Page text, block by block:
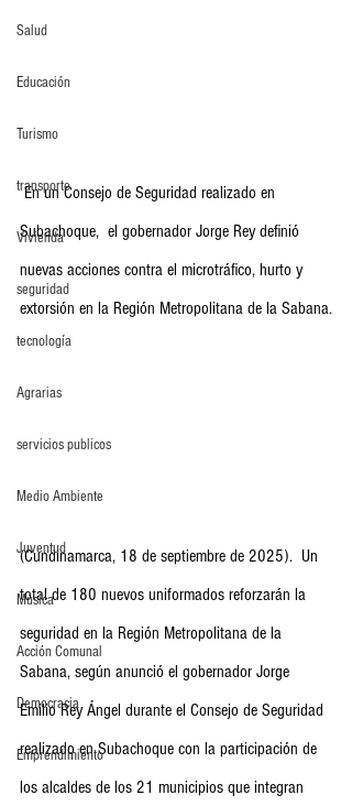
Salud
Educación
Turismo
transporte
Vivienda
seguridad
tecnología
Agrarias
servicios publicos
Medio Ambiente
Juventud
Música
Acción Comunal
Democracia
Emprendimiento
En un Consejo de Seguridad realizado en
Subachoque,  el gobernador Jorge Rey definió
nuevas acciones contra el microtráfico, hurto y
extorsión en la Región Metropolitana de la Sabana.
(Cundinamarca, 18 de septiembre de 2025).  Un
total de 180 nuevos uniformados reforzarán la
seguridad en la Región Metropolitana de la
Sabana, según anunció el gobernador Jorge
Emilio Rey Ángel durante el Consejo de Seguridad
realizado en Subachoque con la participación de
los alcaldes de los 21 municipios que integran